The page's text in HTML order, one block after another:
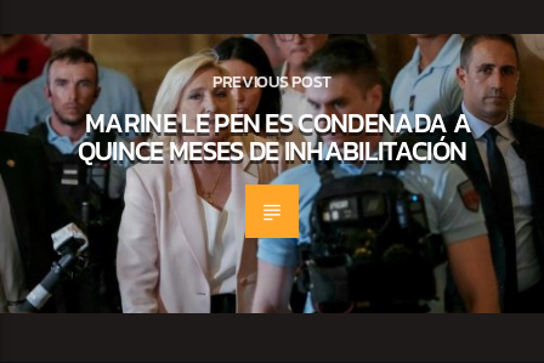
PREVIOUS POST
MARINE LE PEN ES CONDENADA A
QUINCE MESES DE INHABILITACIÓN